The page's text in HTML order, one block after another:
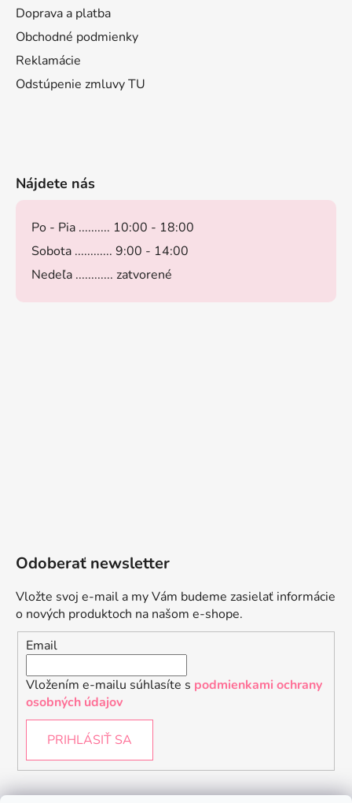
Doprava a platba
Obchodné podmienky
Reklamácie
Odstúpenie zmluvy TU
Nájdete nás
Po - Pia .......... 10:00 - 18:00
Sobota ............ 9:00 - 14:00
Nedeľa ............ zatvorené
Odoberať newsletter
Vložte svoj e-mail a my Vám budeme zasielať informácie
o nových produktoch na našom e-shope.
Email
Vložením e-mailu súhlasíte s podmienkami ochrany
osobných údajov
PRIHLÁSIŤ SA